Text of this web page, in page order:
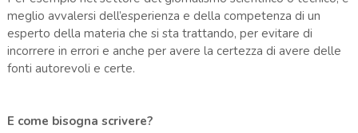
meglio avvalersi dell’esperienza e della competenza di un
esperto della materia che si sta trattando, per evitare di
incorrere in errori e anche per avere la certezza di avere delle
fonti autorevoli e certe.
E come bisogna scrivere?